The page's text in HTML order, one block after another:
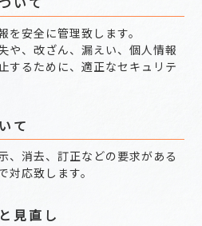
安全に管理致します。
や、改ざん、漏えい、個人情報
するために、適正なセキュリテ
て
、消去、訂正などの要求がある
対応致します。
見直し